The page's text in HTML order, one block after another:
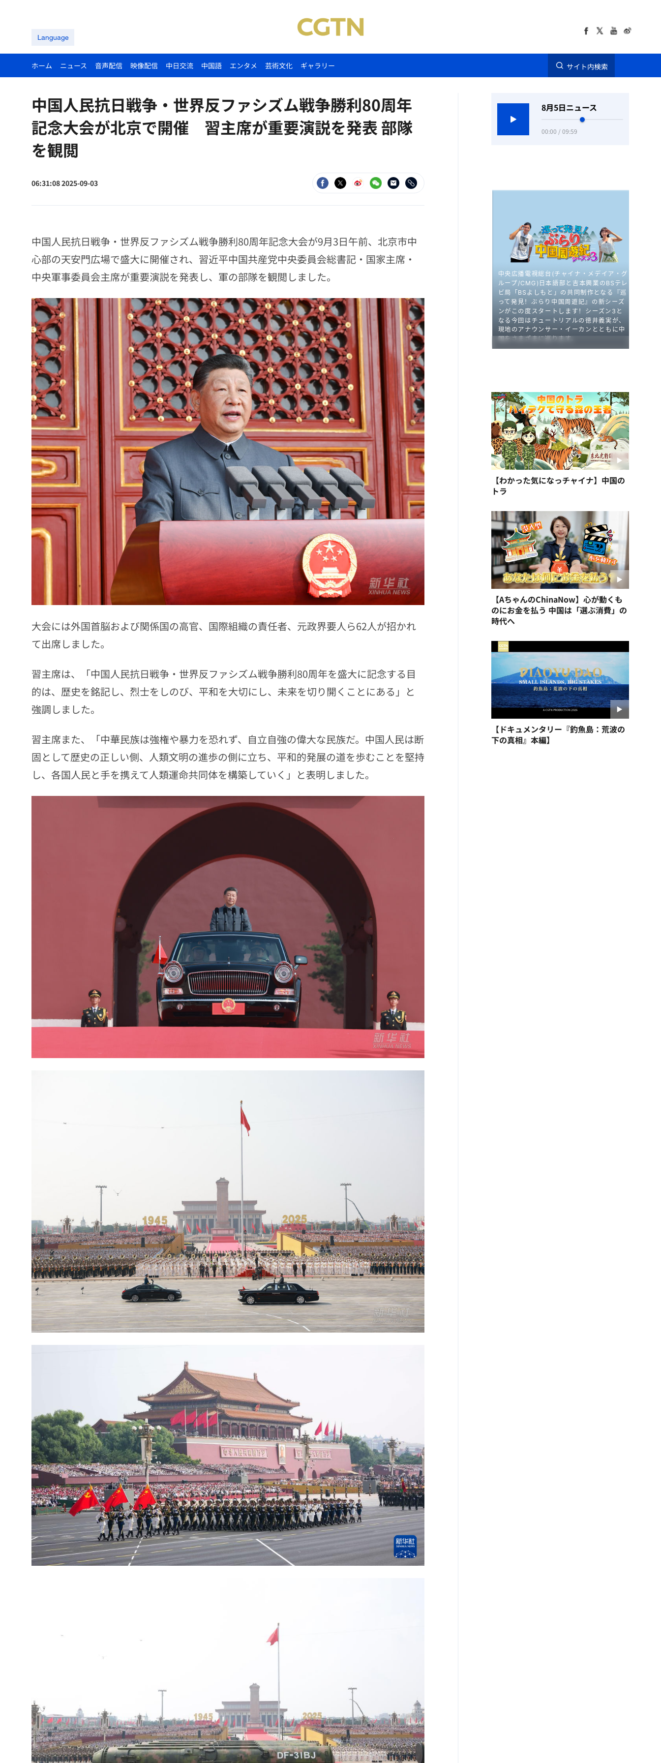
Language
ホーム ニュース 音声配信 映像配信 中日交流 中国語 エンタメ 芸術文化 ギャラリー サイト内検索
中国人民抗日戦争・世界反ファシズム戦争勝利80周年
記念大会が北京で開催 習主席が重要演説を発表 部隊
を観閲
06:31:08 2025-09-03
中国人民抗日戦争・世界反ファシズム戦争勝利80周年記念大会が9月3日午前、北京市中
心部の天安門広場で盛大に開催され、習近平中国共産党中央委員会総書記・国家主席・
中央軍事委員会主席が重要演説を発表し、軍の部隊を観閲しました。
大会には外国首脳および関係国の高官、国際組織の責任者、元政界要人ら62人が招かれ
て出席しました。
習主席は、「中国人民抗日戦争・世界反ファシズム戦争勝利80周年を盛大に記念する目
的は、歴史を銘記し、烈士をしのび、平和を大切にし、未来を切り開くことにある」と
強調しました。
習主席また、「中華民族は強権や暴力を恐れず、自立自強の偉大な民族だ。中国人民は断
固として歴史の正しい側、人類文明の進歩の側に立ち、平和的発展の道を歩むことを堅持
し、各国人民と手を携えて人類運命共同体を構築していく」と表明しました。
8月5日ニュース
00:00 / 09:59
【わかった気になっチャイナ】中国の
トラ
【AちゃんのChinaNow】心が動くも
のにお金を払う 中国は「選ぶ消費」の
時代へ
【ドキュメンタリー『釣魚島：荒波の
下の真相』本編】